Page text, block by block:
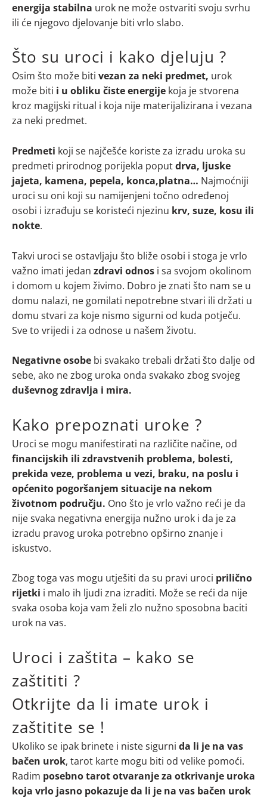
energija stabilna urok ne može ostvariti svoju svrhu
ili će njegovo djelovanje biti vrlo slabo.
Što su uroci i kako djeluju ?
Osim što može biti vezan za neki predmet, urok
može biti i u obliku čiste energije koja je stvorena
kroz magijski ritual i koja nije materijalizirana i vezana
za neki predmet.
Predmeti koji se najčešće koriste za izradu uroka su
predmeti prirodnog porijekla poputdrva, ljuske
jajeta, kamena, pepela, konca,platna… Najmoćniji
uroci su oni koji su namijenjeni točno određenoj
osobi i izrađuju se koristeći njezinu krv, suze, kosu ili
nokte.
Takvi uroci se ostavljaju što bliže osobi i stoga je vrlo
važno imati jedan zdravi odnos i sa svojom okolinom
i domom u kojem živimo. Dobro je znati što nam se u
domu nalazi, ne gomilati nepotrebne stvari ili držati u
domu stvari za koje nismo sigurni od kuda potječu.
Sve to vrijedi i za odnose u našem životu.
Negativne osobe bi svakako trebali držati što dalje od
sebe, ako ne zbog uroka onda svakako zbog svojeg
duševnog zdravlja i mira.
Kako prepoznati uroke ?
Uroci se mogu manifestirati na različite načine, od
financijskih ili zdravstvenih problema, bolesti,
prekida veze, problema u vezi, braku, na poslu i
općenito pogoršanjem situacije na nekom
životnom području. Ono što je vrlo važno reći je da
nije svaka negativna energija nužno urok i da je za
izradu pravog uroka potrebno opširno znanje i
iskustvo.
Zbog toga vas mogu utješiti da su pravi uroci prilično
rijetki i malo ih ljudi zna izraditi. Može se reći da nije
svaka osoba koja vam želi zlo nužno sposobna baciti
urok na vas.
Uroci i zaštita – kako se
zaštititi ?
Otkrijte da li imate urok i
zaštitite se !
Ukoliko se ipak brinete i niste sigurni da li je na vas
bačen urok, tarot karte mogu biti od velike pomoći.
Radim posebno tarot otvaranje za otkrivanje uroka
koja vrlo jasno pokazuje da li je na vas bačen urok